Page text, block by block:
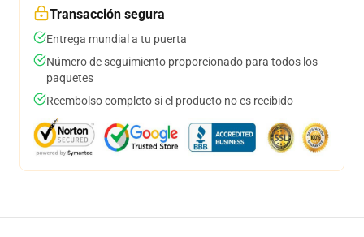
Transacción segura
Entrega mundial a tu puerta
Número de seguimiento proporcionado para todos los
paquetes
Reembolso completo si el producto no es recibido